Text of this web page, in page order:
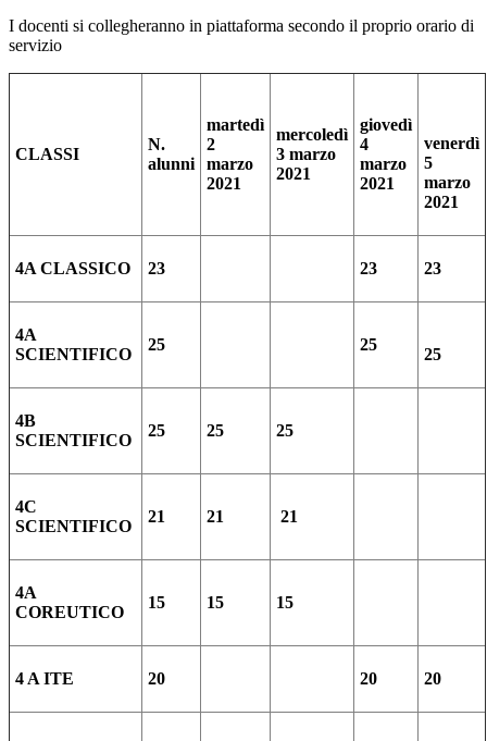
I docenti si collegheranno in piattaforma secondo il proprio orario di
servizio
CLASSI
N.
alunni
martedì
2
marzo
2021
mercoledì
3 marzo
2021
giovedì
4
marzo
2021
venerdì
5
marzo
2021
4A CLASSICO 23 23 23
4A
SCIENTIFICO
25 25
25
4B
SCIENTIFICO
25 25 25
4C
SCIENTIFICO
21 21 21
4A
COREUTICO
15 15 15
4 A ITE 20 20 20